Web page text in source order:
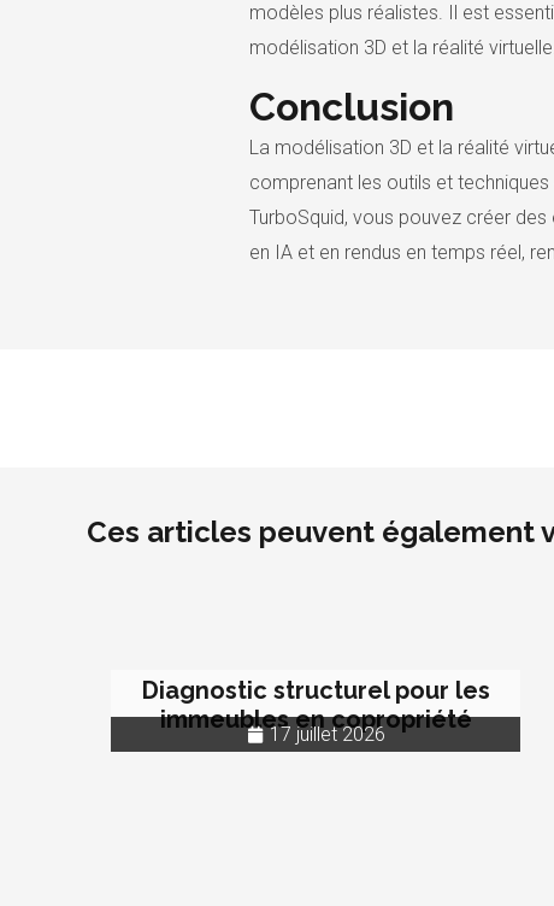
modèles plus réalistes. Il est
modélisation 3D et la réalité
Conclusion
La modélisation 3D et la réalité
comprenant les outils et
TurboSquid, vous pouvez créer
en IA et en rendus en temps réel,
Ces articles peuvent également
Diagnostic structurel pour les
immeubles en copropriété
17 juillet 2026